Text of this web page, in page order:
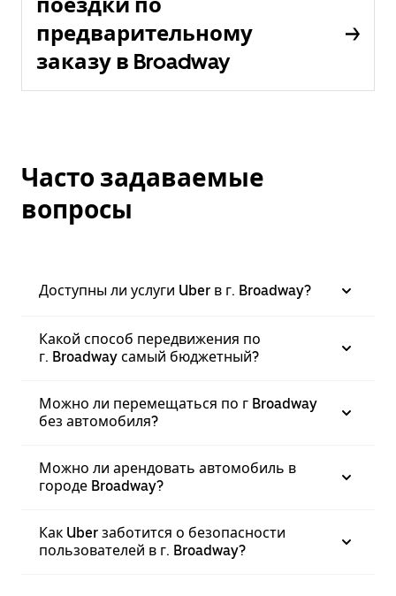
предварительному
заказу в Broadway
Часто задаваемые
вопросы
Доступны ли услуги Uber в г. Broadway?
Какой способ передвижения по
г. Broadway самый бюджетный?
Можно ли перемещаться по г Broadway
без автомобиля?
Можно ли арендовать автомобиль в
городе Broadway?
Как Uber заботится о безопасности
пользователей в г. Broadway?